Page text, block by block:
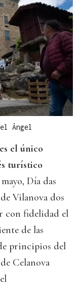
Ángel
el único
turístico
Día das
Vilanova dos
con fidelidad el
de las
principios del
Celanova